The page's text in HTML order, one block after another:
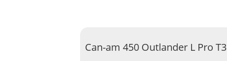
Can-am 450 Outlander L Pro T3